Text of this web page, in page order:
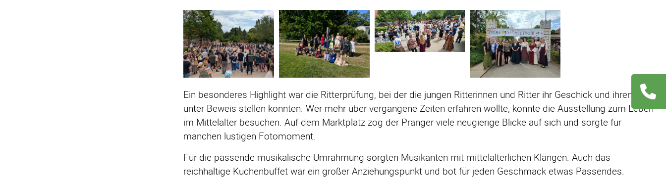
Ein besonderes Highlight war die Ritterprüfung, bei der die jungen Ritterinnen und Ritter ihr Geschick und ihren Mut
unter Beweis stellen konnten. Wer mehr über vergangene Zeiten erfahren wollte, konnte die Ausstellung zum Leben
im Mittelalter besuchen. Auf dem Marktplatz zog der Pranger viele neugierige Blicke auf sich und sorgte für
manchen lustigen Fotomoment.
Für die passende musikalische Umrahmung sorgten Musikanten mit mittelalterlichen Klängen. Auch das
reichhaltige Kuchenbuffet war ein großer Anziehungspunkt und bot für jeden Geschmack etwas Passendes.
Navigation